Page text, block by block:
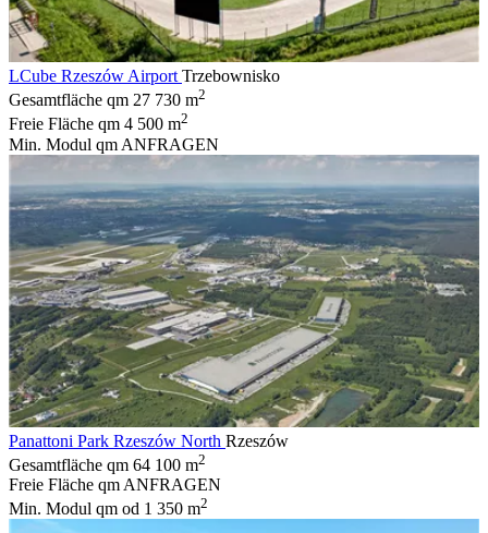
LCube Rzeszów Airport Trzebownisko
Gesamtfläche qm 27 730 m2
Freie Fläche qm 4 500 m2
Min. Modul qm ANFRAGEN
Panattoni Park Rzeszów North Rzeszów
Gesamtfläche qm 64 100 m2
Freie Fläche qm ANFRAGEN
Min. Modul qm od 1 350 m2